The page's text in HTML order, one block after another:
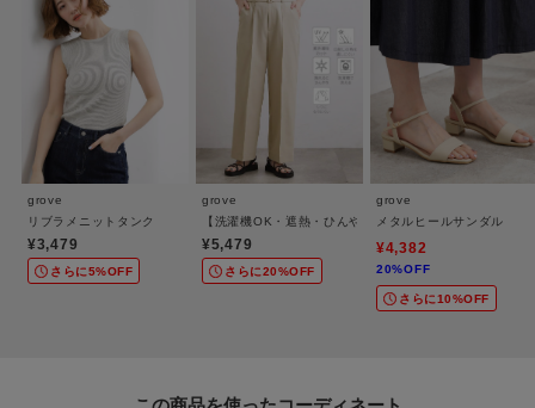
＊＊＊＊＊＊＊＊＊＊＊＊＊＊＊＊＊＊＊＊＊＊＊＊＊＊＊＊＊
【お買い物をよりお楽しみいただくために♪】
＼＼気になるアイテムはお気に入り登録がおすすめ！／／
◆オンラインサイトの商品ページにある
『ハートマーク』をクリックして簡単に追加できます。
再入荷通知や値下げ情報、在庫状況をメルマガにてお知らせ！
grove
リブラメニットタンク
¥3,479
さらに5%OFF
grove
【洗濯機OK・遮熱・ひんやり/SETUP可】シワになりに
¥5,479
さらに20%OFF
grove
メタルヒールサンダル
¥4,382
20%OFF
さらに10%OFF